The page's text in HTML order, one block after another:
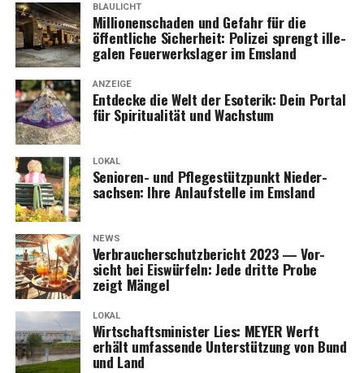
BLAULICHT
Mil­lio­nen­scha­den und Gefahr für die
öffent­li­che Sicher­heit: Poli­zei sprengt ille­
ga­len Feu­er­werks­la­ger im Emsland
ANZEIGE
Ent­de­cke die Welt der Eso­te­rik: Dein Por­tal
für Spi­ri­tua­li­tät und Wachstum
LOKAL
Senio­ren- und Pfle­ge­stütz­punkt Nie­der­
sach­sen: Ihre Anlauf­stel­le im Emsland
NEWS
Ver­brau­cher­schutz­be­richt 2023 — Vor­
sicht bei Eis­wür­feln: Jede drit­te Pro­be
zeigt Mängel
LOKAL
Wirt­schafts­mi­nis­ter Lies: MEYER Werft
erhält umfas­sen­de Unter­stüt­zung von Bund
und Land